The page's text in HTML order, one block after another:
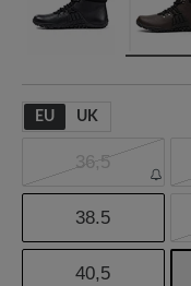
EU UK
36,5
38.5
40,5